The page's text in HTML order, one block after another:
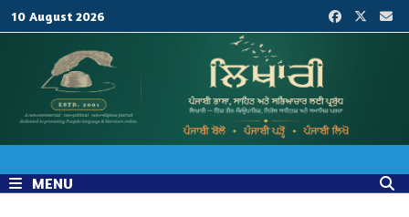
10 August 2026
MENU